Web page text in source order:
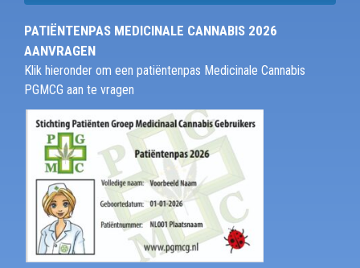
PATIËNTENPAS MEDICINALE CANNABIS 2026
AANVRAGEN
Klik hieronder om een patiëntenpas Medicinale Cannabis
PGMCG aan te vragen